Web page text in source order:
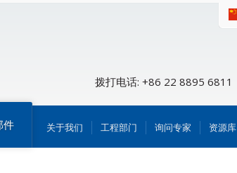
拨打电话: +86 22 8895 6811
件 关于我们 工程部门 询问专家 资源库